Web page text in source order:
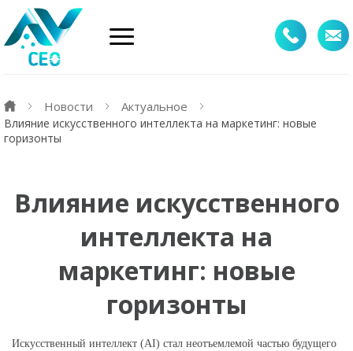
Новости Актуальное
Влияние искусственного интеллекта на маркетинг: новые
горизонты
Влияние искусственного
интеллекта на
маркетинг: новые
горизонты
Искусственный интеллект (AI) стал неотъемлемой частью будущего